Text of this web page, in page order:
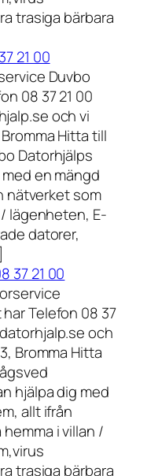
trasiga bärbara
21 00
Duvbo
08 37 21 00
och vi
Hitta till
Datorhjälps
en mängd
nätverket som
lägenheten, E-
datorer,
37 21 00
Telefon 08 37
och
Bromma Hitta
hjälpa dig med
allt ifrån
i villan /
trasiga bärbara